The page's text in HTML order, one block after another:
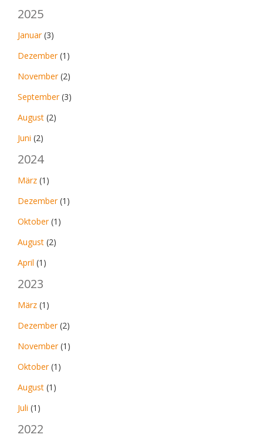
2025
Januar(3)
Dezember(1)
November(2)
September(3)
August (2)
Juni (2)
2024
März (1)
Dezember(1)
Oktober(1)
August (2)
April (1)
2023
März (1)
Dezember(2)
November(1)
Oktober(1)
August (1)
Juli (1)
2022